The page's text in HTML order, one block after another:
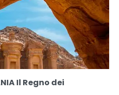
Il Regno dei